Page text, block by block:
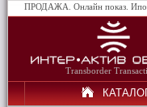
Transborder
ПРОДАЖА. Онлайн показ.